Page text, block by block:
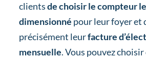
clientsde choisir le compteur
dimensionné pour leur foyer et
précisément leurfacture
mensuelle. Vous pouvez